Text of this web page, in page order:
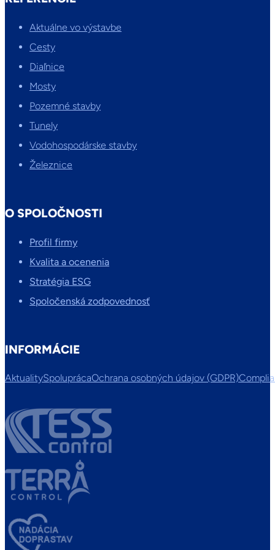
Aktuálne vo výstavbe
Cesty
Diaľnice
Mosty
Pozemné stavby
Tunely
Vodohospodárske stavby
Železnice
O SPOLOČNOSTI
Profil firmy
Kvalita a ocenenia
Stratégia ESG
Spoločenská zodpovednosť
INFORMÁCIE
AktualitySpoluprácaOchrana osobných údajov (GDPR)